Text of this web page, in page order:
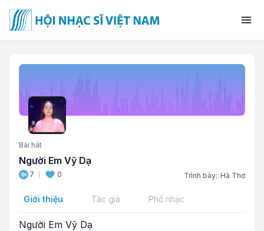
Bài hát
Người Em Vỹ Dạ
7 0 Trình bày: Hà Thơ
Giới thiệu Tác giả Phổ nhạc
Người Em Vỹ Dạ